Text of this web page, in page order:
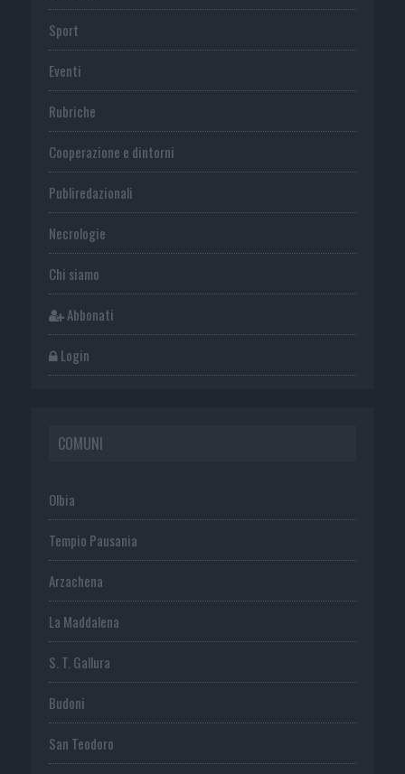
Sport
Eventi
Rubriche
Cooperazione e dintorni
Publiredazionali
Necrologie
Chi siamo
Abbonati
Login
COMUNI
Olbia
Tempio Pausania
Arzachena
La Maddalena
S. T. Gallura
Budoni
San Teodoro